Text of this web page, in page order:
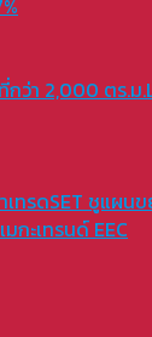
ว่า 2,000 ตร.ม
เทรดSET ชูแผน
กะเทรนด์ EEC